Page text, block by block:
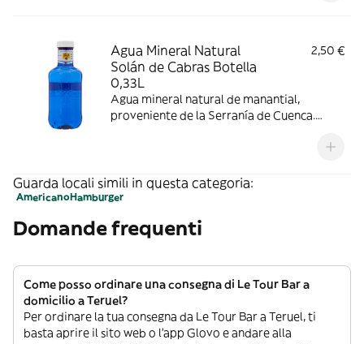
Agua Mineral Natural
Solán de Cabras Botella
0,33L
2,50 €
Agua mineral natural de manantial,
proveniente de la Serranía de Cuenca.
Guarda locali simili in questa categoria:
AmericanoHamburger
Domande frequenti
Come posso ordinare una consegna di Le Tour Bar a
domicilio a Teruel?
Per ordinare la tua consegna da Le Tour Bar a Teruel, ti
basta aprire il sito web o l’app Glovo e andare alla